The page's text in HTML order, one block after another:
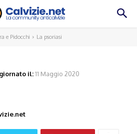
e Pidocchi La psoriasi
il:11 Maggio 2020